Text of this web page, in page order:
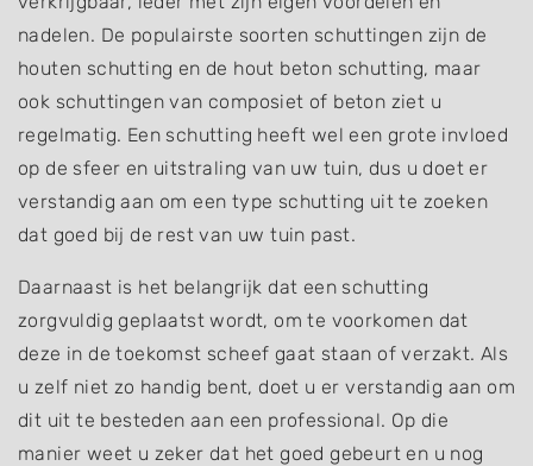
nadelen. De populairste soorten schuttingen zijn de
houten schutting en de hout beton schutting, maar
ook schuttingen van composiet of beton ziet u
regelmatig. Een schutting heeft wel een grote invloed
op de sfeer en uitstraling van uw tuin, dus u doet er
verstandig aan om een type schutting uit te zoeken
dat goed bij de rest van uw tuin past.
Daarnaast is het belangrijk dat een schutting
zorgvuldig geplaatst wordt, om te voorkomen dat
deze in de toekomst scheef gaat staan of verzakt. Als
u zelf niet zo handig bent, doet u er verstandig aan om
dit uit te besteden aan een professional. Op die
manier weet u zeker dat het goed gebeurt en u nog